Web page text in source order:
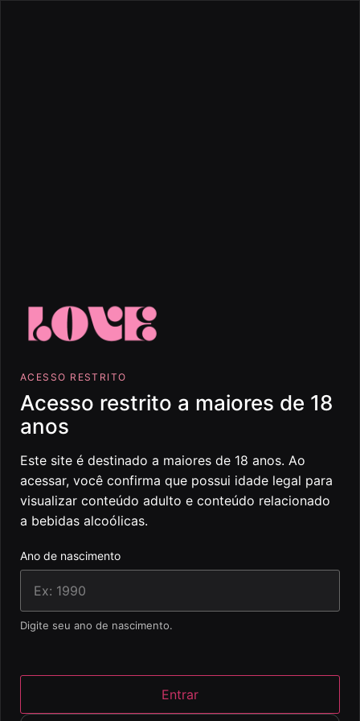
ACESSO RESTRITO
Acesso restrito a maiores de 18
anos
Este site é destinado a maiores de 18 anos. Ao
acessar, você confirma que possui idade legal para
visualizar conteúdo adulto e conteúdo relacionado
a bebidas alcoólicas.
Ano de nascimento
Digite seu ano de nascimento.
Entrar